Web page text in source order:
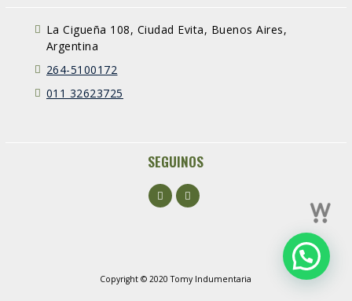
La Cigueña 108, Ciudad Evita, Buenos Aires,
Argentina
264-5100172
011 32623725
SEGUINOS
Copyright © 2020 Tomy Indumentaria